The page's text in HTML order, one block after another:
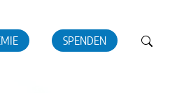
SPENDEN